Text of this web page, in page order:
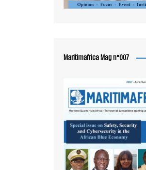
Maritimafrica Mag n°007